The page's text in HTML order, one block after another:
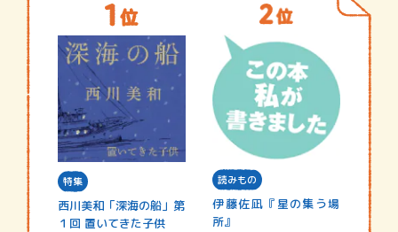
特集
西川美和「深海の船」第
１回 置いてきた子供
読みもの
伊藤佐凪『星の集う場
所』